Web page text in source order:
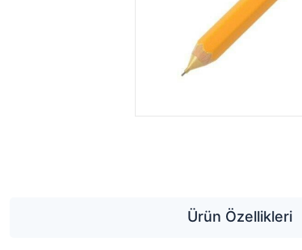
Ürün Özellikleri